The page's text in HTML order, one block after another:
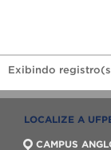
TELEFONES
Exibindo
LOCALIZE A
CAMPUS